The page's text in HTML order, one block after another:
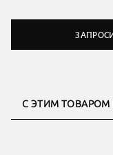
С ЭТИМ